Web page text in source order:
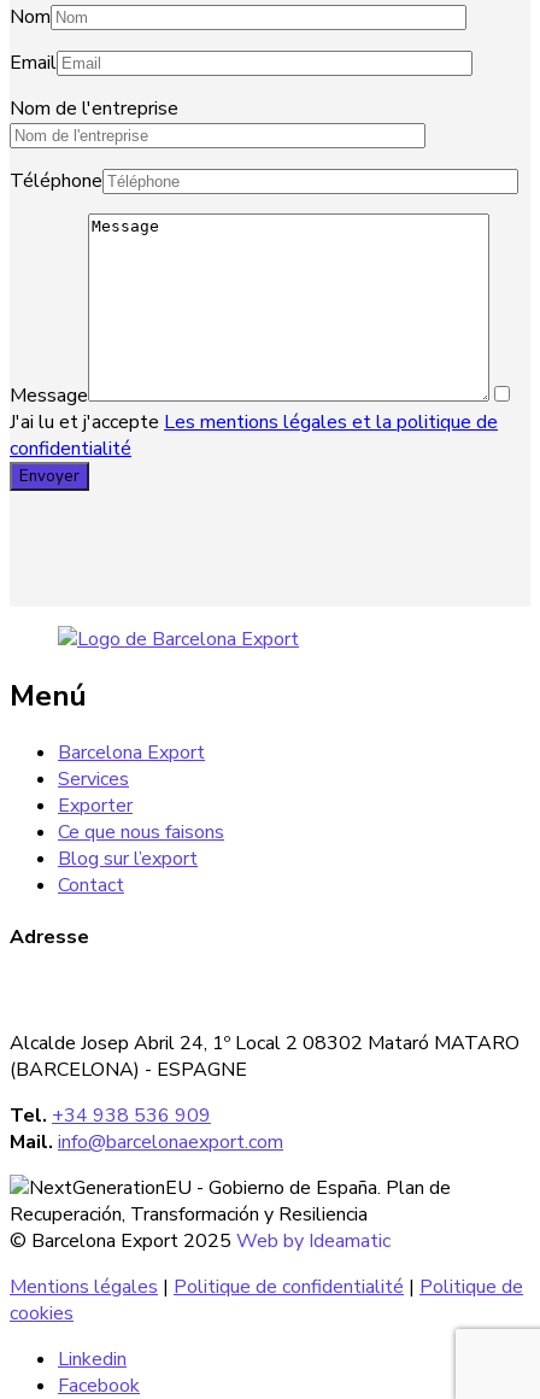
Nom
Email
Nom de l'entreprise
Téléphone
Message
J'ai lu et j'accepte Les mentions légales et la politique de
confidentialité
Menú
Barcelona Export
Services
Exporter
Ce que nous faisons
Blog sur l’export
Contact
Adresse
Alcalde Josep Abril 24, 1º Local 2 08302 Mataró MATARO
(BARCELONA) - ESPAGNE
Tel. +34 938 536 909
Mail. info@barcelonaexport.com
© Barcelona Export 2025 Web by Ideamatic
Mentions légales | Politique de confidentialité | Politique de
cookies
Linkedin
Facebook